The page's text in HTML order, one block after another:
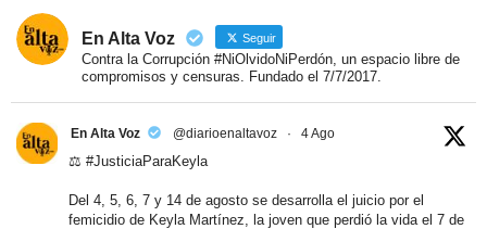
En Alta Voz Seguir
Contra la Corrupción #NiOlvidoNiPerdón, un espacio libre de
compromisos y censuras. Fundado el 7/7/2017.
En Alta Voz @diarioenaltavoz · 4 Ago
⚖️ #JusticiaParaKeyla
Del 4, 5, 6, 7 y 14 de agosto se desarrolla el juicio por el
femicidio de Keyla Martínez, la joven que perdió la vida el 7 de